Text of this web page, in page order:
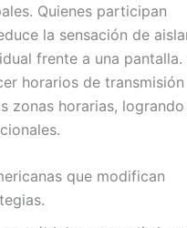
Quienes participan
la sensación de
frente a una pantalla.
horarios de transmisión
zonas horarias, logrando
que modifican